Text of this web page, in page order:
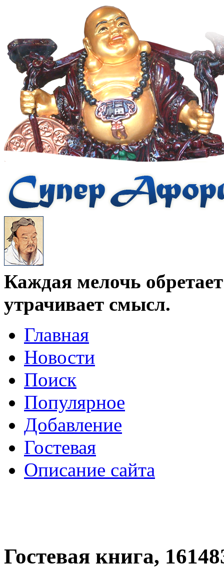
Каждая мелочь
утрачивает смысл.
Главная
Новости
Поиск
Популярное
Добавление
Гостевая
Описание сайта
Гостевая книга,